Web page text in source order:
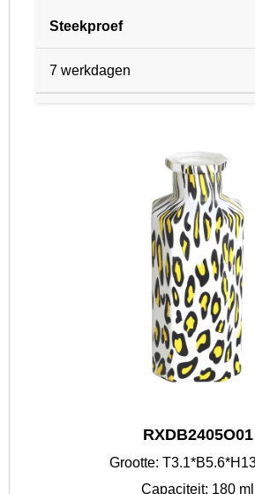
Steekproef
7 werkdagen
RXDB2405O01
Grootte:
Capaciteit: 180 ml